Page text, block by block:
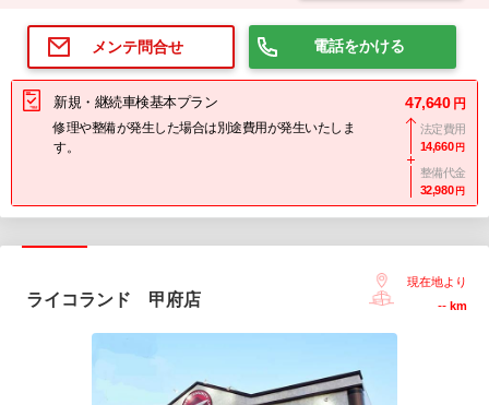
メンテ問合せ 電話をかける
新規・継続車検基本プラン
修理や整備が発生した場合は別途費用が発生いたしま
す。
47,640 円
法定費用
14,660 円
整備代金
32,980 円
ライコランド 甲府店
現在地より
-- km